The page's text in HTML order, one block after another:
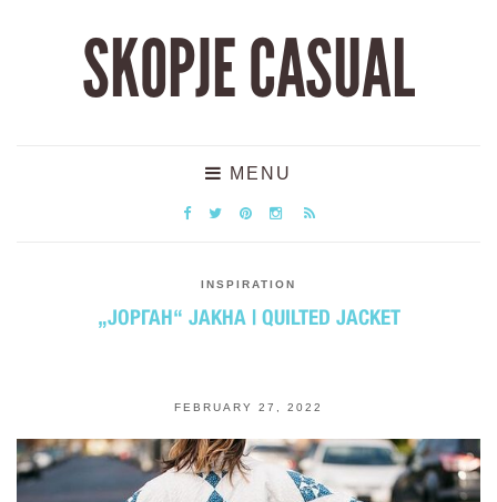
SKOPJE CASUAL
MENU
INSPIRATION
„ЈОРГАН“ ЈАКНА | QUILTED JACKET
FEBRUARY 27, 2022